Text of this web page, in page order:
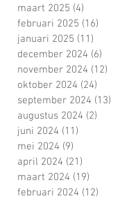
maart 2025 (4)
februari 2025 (16)
januari 2025 (11)
december 2024 (6)
november 2024 (12)
oktober 2024 (24)
september 2024 (13)
augustus 2024 (2)
juni 2024 (11)
mei 2024 (9)
april 2024 (21)
maart 2024 (19)
februari 2024 (12)